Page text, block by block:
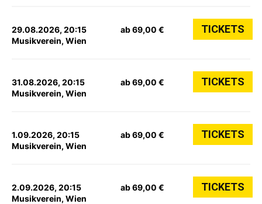
29.08.2026, 20:15
Musikverein, Wien
ab 69,00 € TICKETS
31.08.2026, 20:15
Musikverein, Wien
ab 69,00 € TICKETS
1.09.2026, 20:15
Musikverein, Wien
ab 69,00 € TICKETS
2.09.2026, 20:15
Musikverein, Wien
ab 69,00 € TICKETS